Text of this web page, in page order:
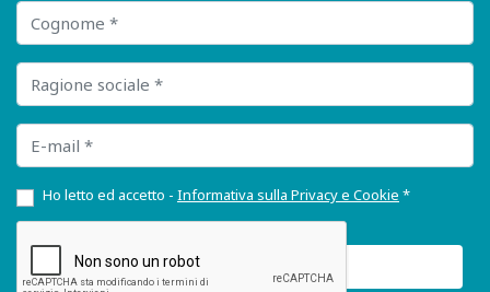
Cognome
Ragione sociale
E-mail
Ho letto ed accetto - Informativa sulla Privacy e Cookie *